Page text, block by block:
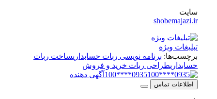
سایت
shobemajazi.ir
تبلیغات ویژه
برچسب‌ها:برنامه نویسی ربات حسابداریساخت ربات
حسابداریطراحی ربات خرید و فروش
0935****100
آگهی دهنده
اطلاعات تماس